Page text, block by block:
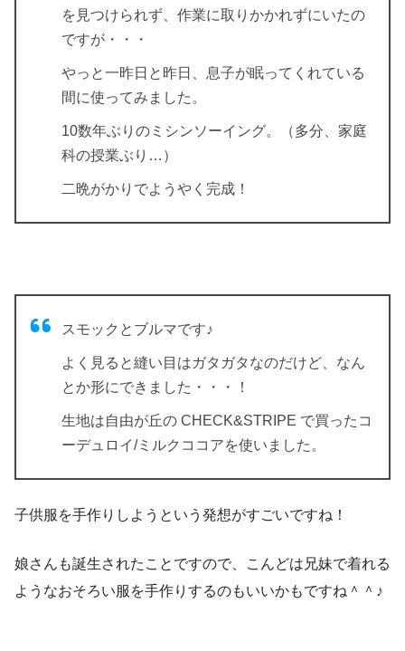
を見つけられず、作業に取りかかれずにいたの
ですが・・・
やっと一昨日と昨日、息子が眠ってくれている
間に使ってみました。
10数年ぶりのミシンソーイング。（多分、家庭
科の授業ぶり…）
二晩がかりでようやく完成！
スモックとブルマです♪
よく見ると縫い目はガタガタなのだけど、なん
とか形にできました・・・！
生地は自由が丘の CHECK&STRIPE で買ったコ
ーデュロイ/ミルクココアを使いました。
子供服を手作りしようという発想がすごいですね！
娘さんも誕生されたことですので、こんどは兄妹で着れる
ようなおそろい服を手作りするのもいいかもですね＾＾♪